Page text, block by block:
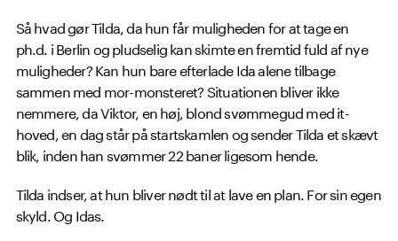
Så hvad gør Tilda, da hun får muligheden for at tage en
ph.d. i Berlin og pludselig kan skimte en fremtid fuld af nye
muligheder? Kan hun bare efterlade Ida alene tilbage
sammen med mor-monsteret? Situationen bliver ikke
nemmere, da Viktor, en høj, blond svømmegud med it-
hoved, en dag står på startskamlen og sender Tilda et skævt
blik, inden han svømmer 22 baner ligesom hende.
Tilda indser, at hun bliver nødt til at lave en plan. For sin egen
skyld. Og Idas.